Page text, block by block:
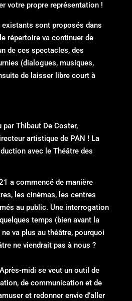
votre propre représentation !
sont proposés dans
répertoire va continuer de
de ces spectacles, des
(dialogues, musiques,
de laisser libre court à
Thibaut De Coster,
artistique de PAN ! La
avec le Théâtre des
a commencé de manière
les cinémas, les centres
au public. Une interrogation
temps (bien avant la
va plus au théâtre, pourquoi
ne viendrait pas à nous ?
midi se veut un outil de
de communication et de
et redonner envie d’aller